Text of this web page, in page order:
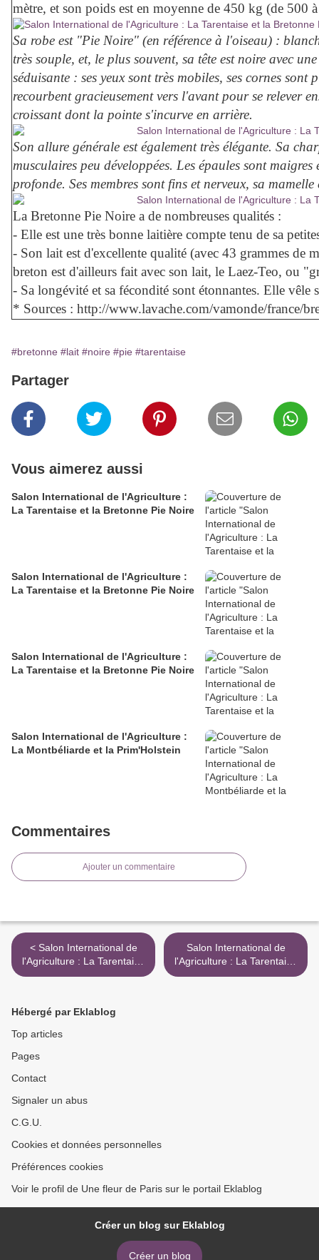
mètre, et son poids est en moyenne de 450 kg (de 500
Sa robe est "Pie Noire" (en référence à l'oiseau) :
très souple, et, le plus souvent, sa tête est noire avec
séduisante : ses yeux sont très mobiles, ses cornes
recourbent gracieusement vers l'avant pour se relever
croissant dont la pointe s'incurve en arrière.
Son allure générale est également très élégante. Sa
musculaires peu développées. Les épaules sont
profonde. Ses membres sont fins et nerveux, sa mamelle
La Bretonne Pie Noire a de nombreuses qualités :
- Elle est une très bonne laitière compte tenu de sa
- Son lait est d'excellente qualité (avec 43 grammes de
breton est d'ailleurs fait avec son lait, le Laez-Teo, ou
- Sa longévité et sa fécondité sont étonnantes. Elle vêle
* Sources : http://www.lavache.com/vamonde/france/
#bretonne #lait #noire #pie #tarentaise
Partager
Vous aimerez aussi
Salon International de l'Agriculture :
La Tarentaise et la Bretonne Pie Noire
Salon International de l'Agriculture :
La Tarentaise et la Bretonne Pie Noire
Salon International de l'Agriculture :
La Tarentaise et la Bretonne Pie Noire
Salon International de l'Agriculture :
La Montbéliarde et la Prim'Holstein
Commentaires
Ajouter un commentaire
< Salon International de
l'Agriculture : La Tarentaise
et la Bretonne Pie Noire
Salon International de
l'Agriculture : La Tarentaise
et la Bretonne Pie Noire >
Hébergé par Eklablog
Top articles
Pages
Contact
Signaler un abus
C.G.U.
Cookies et données personnelles
Préférences cookies
Voir le profil de Une fleur de Paris sur le portail Eklablog
Créer un blog sur Eklablog
Créer un blog